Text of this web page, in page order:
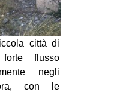
città di
flusso
negli
con le